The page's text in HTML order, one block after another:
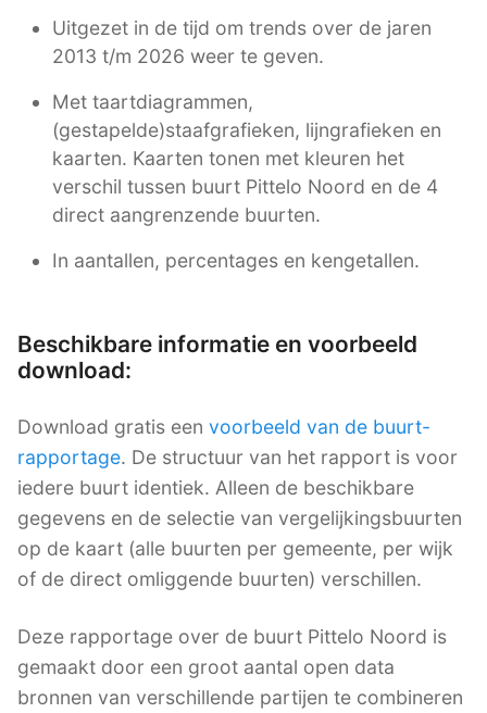
Uitgezet in de tijd om trends over de jaren
2013 t/m 2026 weer te geven.
Met taartdiagrammen,
(gestapelde)staafgrafieken, lijngrafieken en
kaarten. Kaarten tonen met kleuren het
verschil tussen buurt Pittelo Noord en de 4
direct aangrenzende buurten.
In aantallen, percentages en kengetallen.
Beschikbare informatie en voorbeeld
download:
Download gratis een voorbeeld van de buurt-
rapportage. De structuur van het rapport is voor
iedere buurt identiek. Alleen de beschikbare
gegevens en de selectie van vergelijkingsbuurten
op de kaart (alle buurten per gemeente, per wijk
of de direct omliggende buurten) verschillen.
Deze rapportage over de buurt Pittelo Noord is
gemaakt door een groot aantal open data
bronnen van verschillende partijen te combineren